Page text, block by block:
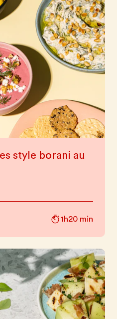
style borani au
1h20 min